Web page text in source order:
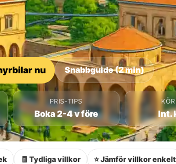
nu Snabbguide (2 min)
PRIS-TIPS
Boka 2-4 v före Int.
🧾 Tydliga villkor ⭐ Jämför villkor enkelt